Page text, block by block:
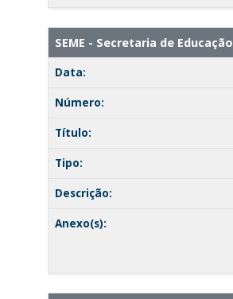
SEME - Secretaria de
Data:
Número:
Título:
Tipo:
Descrição:
Anexo(s):